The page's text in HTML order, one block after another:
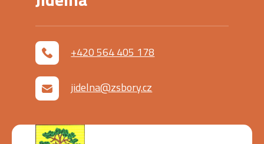
+420 564 405 178
jidelna@zsbory.cz